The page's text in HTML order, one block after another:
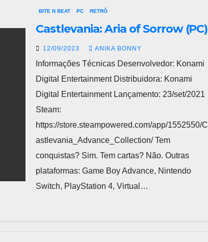
BITE N BEAT PC RETRÔ
Castlevania: Aria of Sorrow (PC)
12/09/2023 ANIKA BONNY
Informações Técnicas Desenvolvedor: Konami
Digital Entertainment Distribuidora: Konami
Digital Entertainment Lançamento: 23/set/2021
Steam:
https://store.steampowered.com/app/1552550/C
astlevania_Advance_Collection/ Tem
conquistas? Sim. Tem cartas? Não. Outras
plataformas: Game Boy Advance, Nintendo
Switch, PlayStation 4, Virtual…